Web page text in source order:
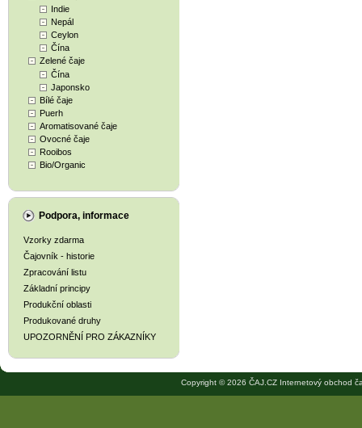
Indie
Nepál
Ceylon
Čína
Zelené čaje
Čína
Japonsko
Bílé čaje
Puerh
Aromatisované čaje
Ovocné čaje
Rooibos
Bio/Organic
Podpora, informace
Vzorky zdarma
Čajovník - historie
Zpracování listu
Základní principy
Produkční oblasti
Produkované druhy
UPOZORNĚNÍ PRO ZÁKAZNÍKY
Copyright © 2026 ČAJ.CZ Internetový obchod